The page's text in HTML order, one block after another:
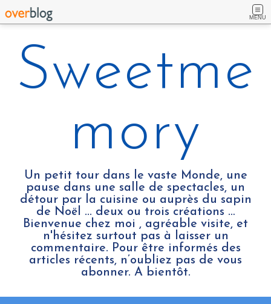
MENU
Sweetme
mory
Un petit tour dans le vaste Monde, une
pause dans une salle de spectacles, un
détour par la cuisine ou auprès du sapin
de Noël ... deux ou trois créations …
Bienvenue chez moi , agréable visite, et
n'hésitez surtout pas à laisser un
commentaire. Pour être informés des
articles récents, n’oubliez pas de vous
abonner. A bientôt.